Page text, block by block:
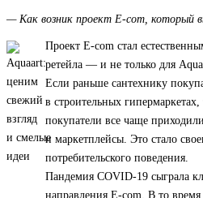
— Как возник проект E-com, который
Проект E-com стал
ретейла — и не только для
Если раньше сантехнику
в строительных
покупатели все чаще
и маркетплейсы. Это стало
потребительского поведения.
Пандемия COVID-19 сыграла
направления E-com. В то